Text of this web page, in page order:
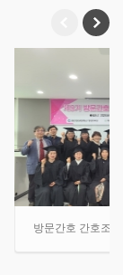
방문간호 간호조